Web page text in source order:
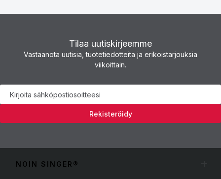
Tilaa uutiskirjeemme
Vastaanota uutisia, tuotetiedotteita ja erikoistarjouksia
viikoittain.
Uutiskirje
Rekisteröidy
NOIN SINGER®